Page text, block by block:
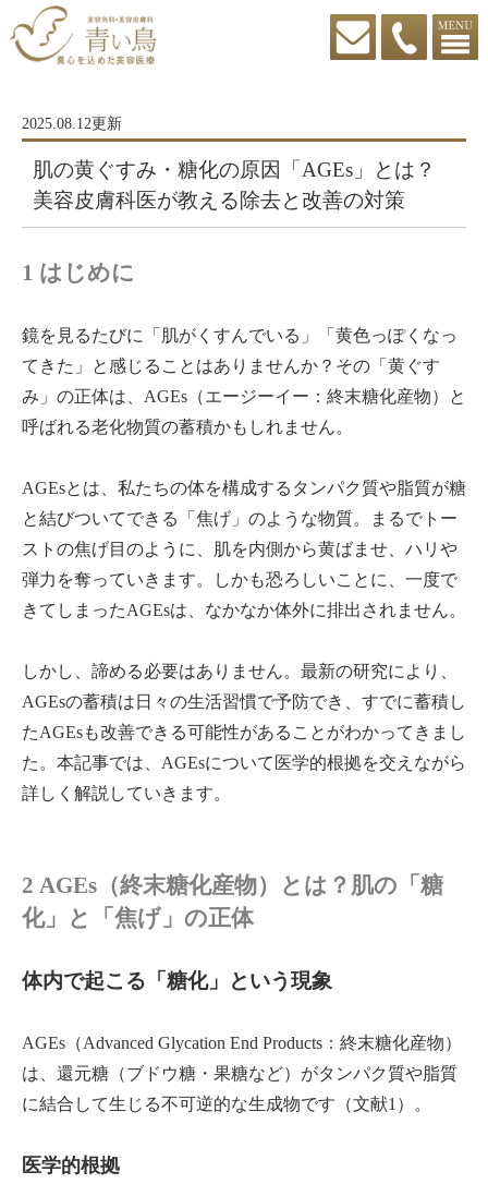
2025.08.12更新
肌の黄ぐすみ・糖化の原因「AGEs」とは？
美容皮膚科医が教える除去と改善の対策
1 はじめに
鏡を見るたびに「肌がくすんでいる」「黄色っぽくなっ
てきた」と感じることはありませんか？その「黄ぐす
み」の正体は、AGEs（エージーイー：終末糖化産物）と
呼ばれる老化物質の蓄積かもしれません。
AGEsとは、私たちの体を構成するタンパク質や脂質が糖
と結びついてできる「焦げ」のような物質。まるでトー
ストの焦げ目のように、肌を内側から黄ばませ、ハリや
弾力を奪っていきます。しかも恐ろしいことに、一度で
きてしまったAGEsは、なかなか体外に排出されません。
しかし、諦める必要はありません。最新の研究により、
AGEsの蓄積は日々の生活習慣で予防でき、すでに蓄積し
たAGEsも改善できる可能性があることがわかってきまし
た。本記事では、AGEsについて医学的根拠を交えながら
詳しく解説していきます。
2 AGEs（終末糖化産物）とは？肌の「糖
化」と「焦げ」の正体
体内で起こる「糖化」という現象
AGEs（Advanced Glycation End Products：終末糖化産物）
は、還元糖（ブドウ糖・果糖など）がタンパク質や脂質
に結合して生じる不可逆的な生成物です（文献1）。
医学的根拠